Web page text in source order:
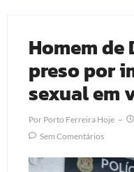
Homem de
preso por
sexual em
Por Porto Ferreira Hoje
Sem Comentários